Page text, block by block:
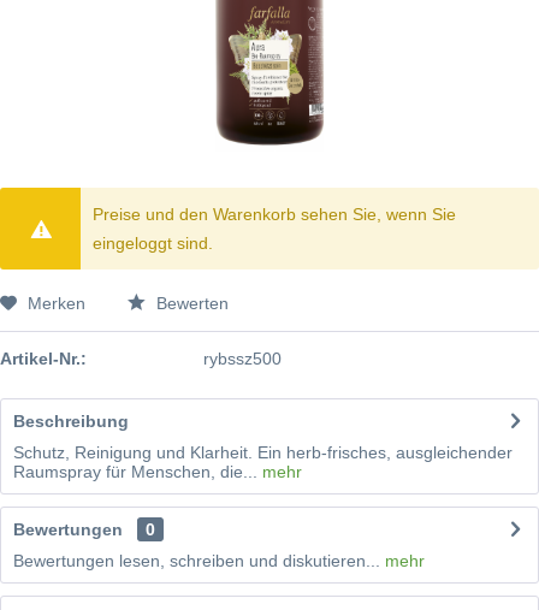
Preise und den Warenkorb sehen Sie, wenn Sie
eingeloggt sind.
Merken Bewerten
Artikel-Nr.: rybssz500
Beschreibung
Schutz, Reinigung und Klarheit. Ein herb-frisches, ausgleichender
Raumspray für Menschen, die... mehr
Bewertungen
0
Bewertungen lesen, schreiben und diskutieren... mehr